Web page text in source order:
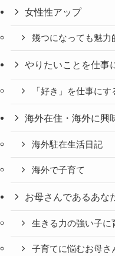
女性性アップ
幾つになっても魅力
やりたいことを仕事
「好き」を仕事にす
海外在住・海外に興
海外駐在生活日記
海外で子育て
お母さんであるあな
生きる力の強い子に
子育てに悩むお母さ